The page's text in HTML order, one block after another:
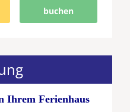
buchen
Ihrem Ferienhaus